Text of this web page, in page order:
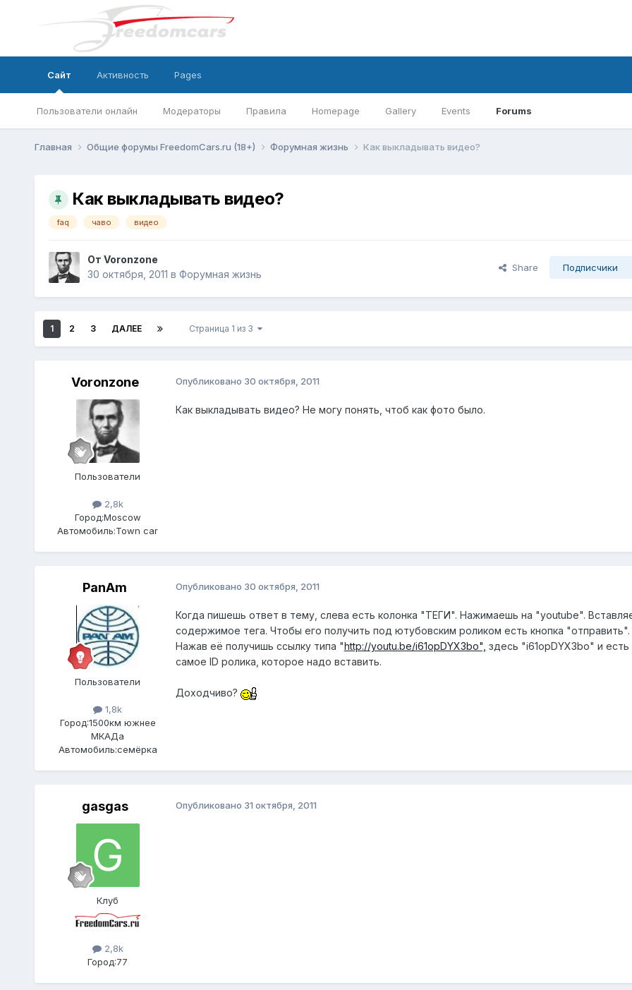
Сайт
Пользователи онлайн Модераторы Правила Homepage Gallery Events Forums
Активность Pages
Главная Общие форумы FreedomCars.ru (18+) Форумная жизнь Как выкладывать видео?
Как выкладывать видео?
faq чаво видео
От Voronzone
30 октября, 2011 в Форумная жизнь
Share Подписчики
1 2 3 ДАЛЕЕ Страница 1 из 3
Voronzone
Пользователи
2,8k
Город:Moscow
Автомобиль:Town car
Опубликовано 30 октября, 2011
Как выкладывать видео? Не могу понять, чтоб как фото было.
PanAm
Пользователи
1,8k
Город:1500км южнее
МКАДа
Автомобиль:семёрка
Опубликовано 30 октября, 2011
Когда пишешь ответ в тему, слева есть колонка "ТЕГИ". Нажимаешь на "youtube".
содержимое тега. Чтобы его получить под ютубовским роликом есть кнопка "отправить".
Нажав её получишь ссылку типа "http://youtu.be/i61opDYX3bo", здесь "i61opDYX3bo" и есть
самое ID ролика, которое надо вставить.
Доходчиво?
gasgas
Клуб
2,8k
Город:77
Опубликовано 31 октября, 2011